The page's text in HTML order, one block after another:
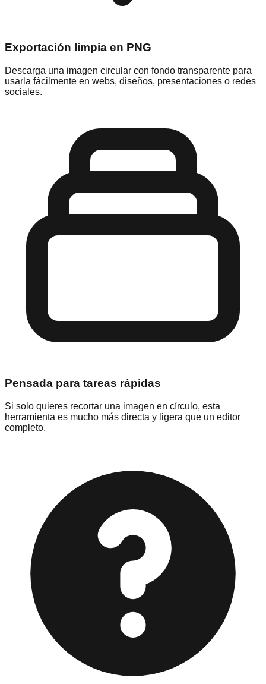
Exportación limpia en PNG
Descarga una imagen circular con fondo transparente para
usarla fácilmente en webs, diseños, presentaciones o redes
sociales.
Pensada para tareas rápidas
Si solo quieres recortar una imagen en círculo, esta
herramienta es mucho más directa y ligera que un editor
completo.